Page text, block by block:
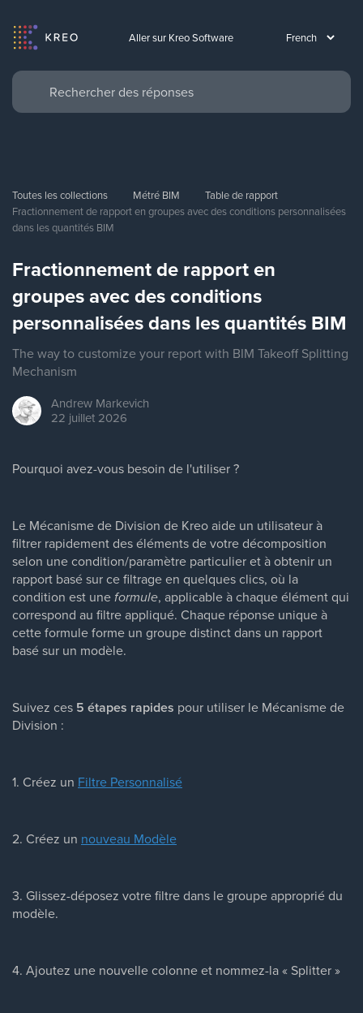
Aller sur Kreo Software
Toutes les collections Métré BIM
Table de rapport
Fractionnement de rapport en groupes avec des conditions personnalisées
dans les quantités BIM
Fractionnement de rapport en
groupes avec des conditions
personnalisées dans les quantités BIM
The way to customize your report with BIM Takeoff Splitting
Mechanism
Andrew Markevich
22 juillet 2026
Pourquoi avez-vous besoin de l'utiliser ?
Le Mécanisme de Division de Kreo aide un utilisateur à
filtrer rapidement des éléments de votre décomposition
selon une condition/paramètre particulier et à obtenir un
rapport basé sur ce filtrage en quelques clics, où la
condition est uneformule, applicable à chaque élément qui
correspond au filtre appliqué. Chaque réponse unique à
cette formule forme un groupe distinct dans un rapport
basé sur un modèle.
Suivez ces 5 étapes rapides pour utiliser le Mécanisme de
Division :
1. Créez un Filtre Personnalisé
2. Créez un nouveau Modèle
3. Glissez-déposez votre filtre dans le groupe approprié du
modèle.
4. Ajoutez une nouvelle colonne et nommez-la « Splitter »